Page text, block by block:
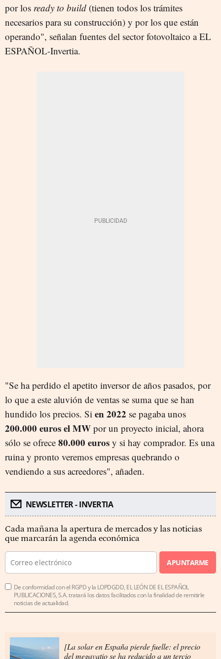
por los ready to build (tienen todos los trámites
necesarios para su construcción) y por los que están
operando", señalan fuentes del sector fotovoltaico a EL
ESPAÑOL-Invertia.
"Se ha perdido el apetito inversor de años pasados, por
lo que a este aluvión de ventas se suma que se han
hundido los precios. Si en 2022 se pagaba unos
200.000 euros el MW por un proyecto inicial, ahora
sólo se ofrece 80.000 euros y si hay comprador. Es una
ruina y pronto veremos empresas quebrando o
vendiendo a sus acreedores", añaden.
NEWSLETTER - INVERTIA
Cada mañana la apertura de mercados y las noticias
que marcarán la agenda económica
APUNTARME
De conformidad con el RGPD y la LOPDGDD, EL LEÓN DE EL ESPAÑOL
PUBLICACIONES, S.A. tratará los datos facilitados con la finalidad de remitirle
noticias de actualidad.
[La solar en España pierde fuelle: el precio
del megavatio se ha reducido a un tercio